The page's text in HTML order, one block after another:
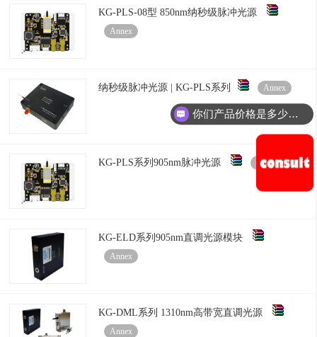
KG-PLS-08型 850nm纳秒级脉冲光源
Annex
纳秒级脉冲光源 | KG-PLS系列​ Annex
KG-PLS系列905nm脉冲光源 Annex
KG-ELD系列905nm直调光源模块
Annex
KG-DML系列 1310nm高带宽直调光源
Annex
你们产品价格是多少钱？